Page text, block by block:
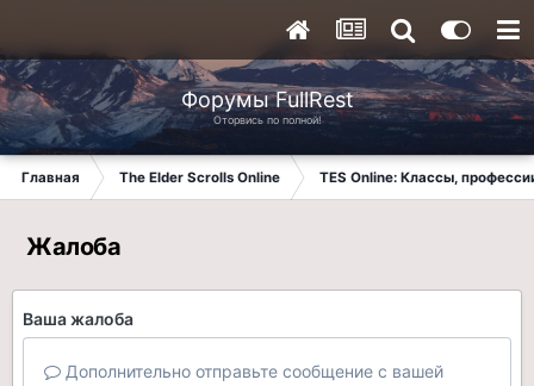
Форумы FullRest
Оторвись по полной!
Главная The Elder Scrolls Online TES Online: Классы,
Жалоба
Ваша жалоба
Дополнительно отправьте сообщение с вашей